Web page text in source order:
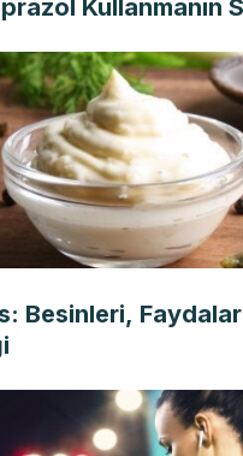
Kullanmanın
Besinleri,